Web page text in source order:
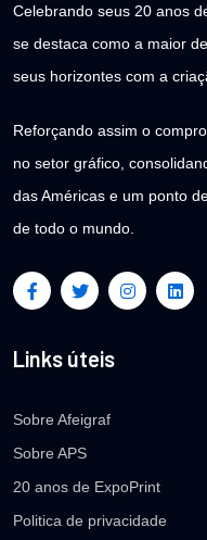
Celebrando seus 20 anos
se destaca como a maior
seus horizontes com a
Reforçando assim o
no setor gráfico,
das Américas e um ponto
de todo o mundo.
Links úteis
Sobre Afeigraf
Sobre APS
20 anos de ExpoPrint
Politica de privacidade